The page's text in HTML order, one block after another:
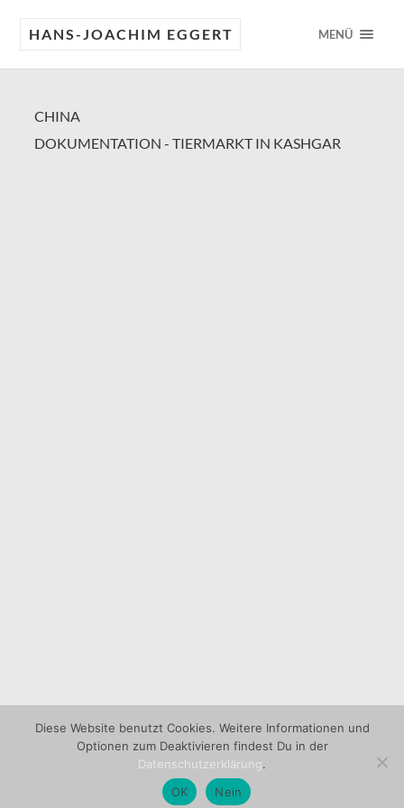
HANS-JOACHIM EGGERT MENÜ
CHINA
DOKUMENTATION - TIERMARKT IN KASHGAR
Diese Website benutzt Cookies. Weitere Informationen und
Optionen zum Deaktivieren findest Du in der
Datenschutzerklärung.
OK
Nein